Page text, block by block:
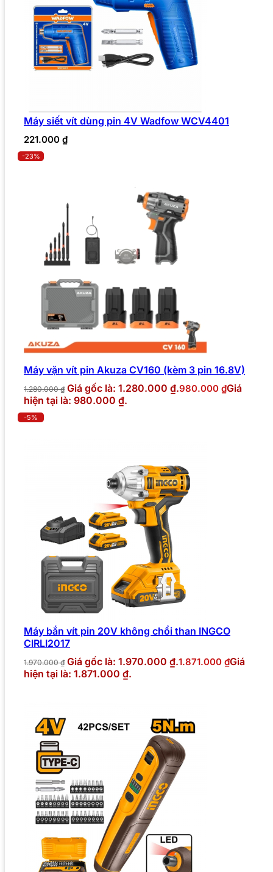
Máy siết vít dùng pin 4V Wadfow WCV4401
221.000 ₫
-23%
Máy vặn vít pin Akuza CV160 (kèm 3 pin 16.8V)
1.280.000₫ Giá gốc là: 1.280.000 ₫.980.000 ₫Giá
hiện tại là: 980.000 ₫.
-5%
Máy bắn vít pin 20V không chổi than INGCO
CIRLI2017
1.970.000₫ Giá gốc là: 1.970.000 ₫.1.871.000 ₫Giá
hiện tại là: 1.871.000 ₫.